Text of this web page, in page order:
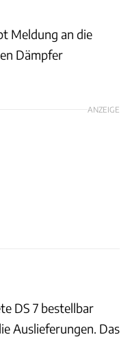
Meldung an die
Dämpfer
ANZEIGE
DS 7 bestellbar
Auslieferungen. Das